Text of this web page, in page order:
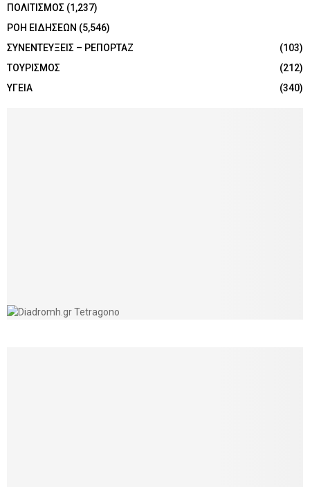
ΠΟΛΙΤΙΣΜΟΣ (1,237)
ΡΟΗ ΕΙΔΗΣΕΩΝ (5,546)
ΣΥΝΕΝΤΕΥΞΕΙΣ – ΡΕΠΟΡΤΑΖ
(103)
ΤΟΥΡΙΣΜΟΣ
(212)
ΥΓΕΙΑ
(340)